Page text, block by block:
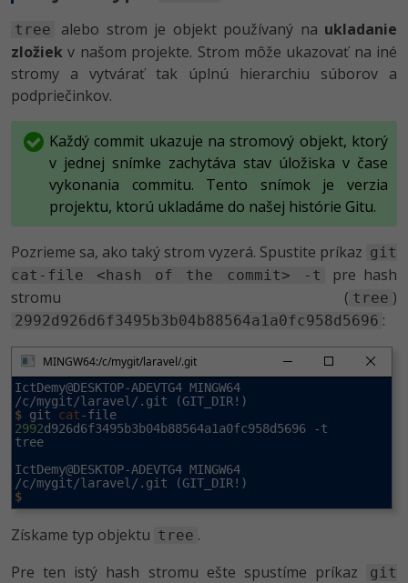
tree alebo strom je objekt používaný na ukladanie
zložiek v našom projekte. Strom môže ukazovať na iné
stromy a vytvárať tak úplnú hierarchiu súborov a
podpriečinkov.
Každý commit ukazuje na stromový objekt, ktorý
v jednej snímke zachytáva stav úložiska v čase
vykonania commitu. Tento snímok je verzia
projektu, ktorú ukladáme do našej histórie Gitu.
Pozrieme sa, ako taký strom vyzerá. Spustite príkaz git
cat-file <hash of the commit> -t
pre hash
stromu ( tree )
2992d926d6f3495b3b04b88564a1a0fc958d5696 :
MINGW64:/c/mygit/laravel/.git
IctDemy@DESKTOP-ADEVTG4 MINGW64
$ git cat
2992d926d6f3495b3b04b88564a1a0fc958d5696 -t
tree
IctDemy@DESKTOP-ADEVTG4 MINGW64
$
Získame typ objektu tree .
Pre ten istý hash stromu ešte spustíme príkaz
git